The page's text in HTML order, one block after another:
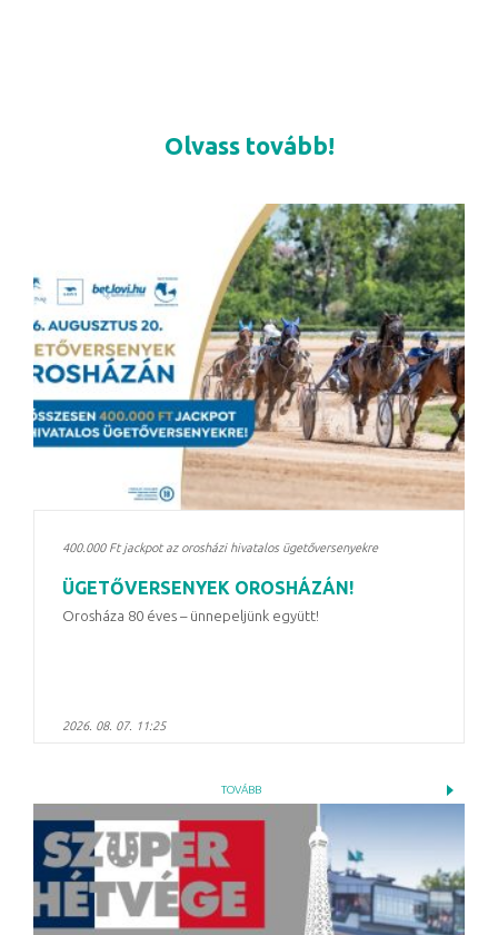
Olvass tovább!
400.000 Ft jackpot az orosházi hivatalos ügetőversenyekre
ÜGETŐVERSENYEK OROSHÁZÁN!
Orosháza 80 éves – ünnepeljünk együtt!
2026. 08. 07. 11:25
TOVÁBB